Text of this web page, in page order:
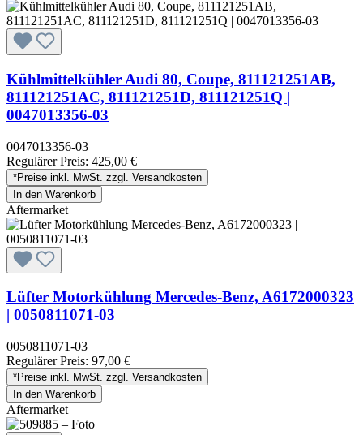
Kühlmittelkühler Audi 80, Coupe, 811121251AB,
811121251AC, 811121251D, 811121251Q |
0047013356-03
0047013356-03
Regulärer Preis: 425,00 €
*Preise inkl. MwSt. zzgl. Versandkosten
In den Warenkorb
Aftermarket
Lüfter Motorkühlung Mercedes-Benz, A6172000323
| 0050811071-03
0050811071-03
Regulärer Preis: 97,00 €
*Preise inkl. MwSt. zzgl. Versandkosten
In den Warenkorb
Aftermarket